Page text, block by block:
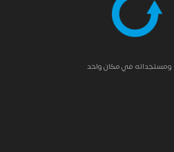
ومستجداته في مكان واحد